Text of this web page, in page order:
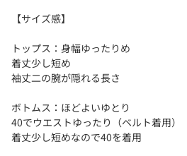
【サイズ感】
トップス：身幅ゆったりめ
着丈少し短め
袖丈二の腕が隠れる長さ
ボトムス：ほどよいゆとり
40でウエストゆったり（ベルト着用）
着丈少し短めなので40を着用